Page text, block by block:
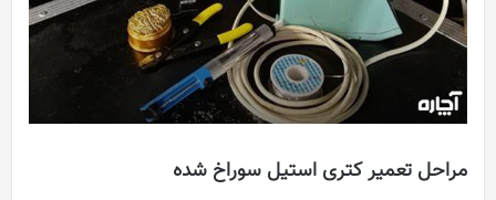
مراحل تعمیر کتری استیل سوراخ شده